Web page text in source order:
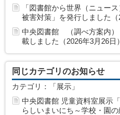
「図書館から世界（ニュー
被害対策」を発行しました（
中央図書館 （調べ方案内）
載しました（2026年3月26日）
同じカテゴリのお知らせ
カテゴリ：「展示」
中央図書館 児童資料室展示
らしいまいにち～学校・園